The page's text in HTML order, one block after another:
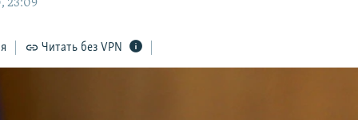
23:09
Читать без VPN